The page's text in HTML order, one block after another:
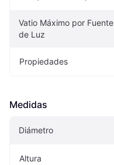
Vatio Máximo por Fuente
de Luz
Propiedades
Medidas
Diámetro
Altura